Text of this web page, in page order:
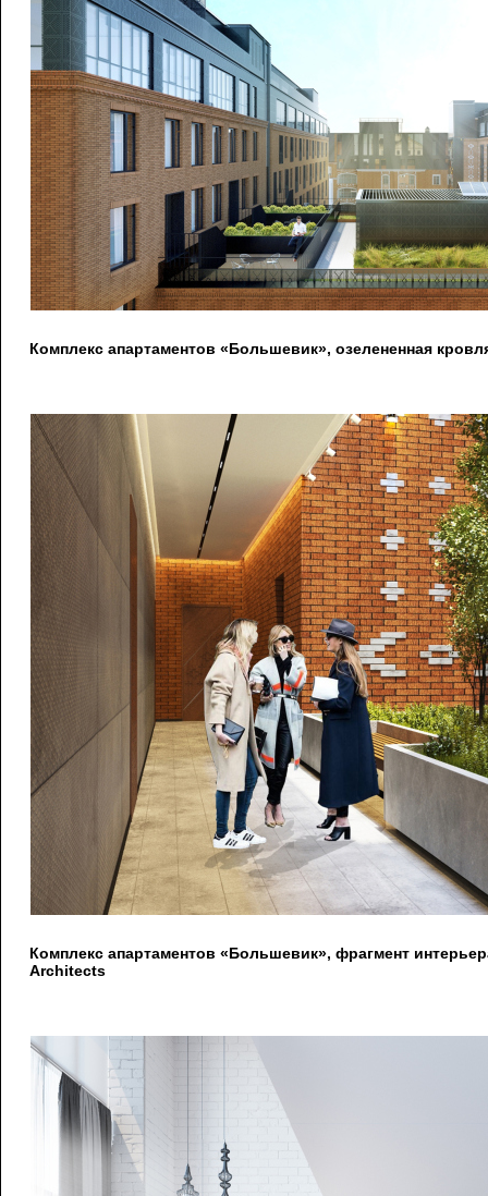
Комплекс апартаментов «Большевик», озелененная
Комплекс апартаментов «Большевик», фрагмент
Architects